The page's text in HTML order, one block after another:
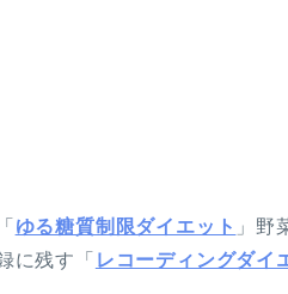
ゆる糖質制限ダイエット 」
に残す「 レコーディングダイ